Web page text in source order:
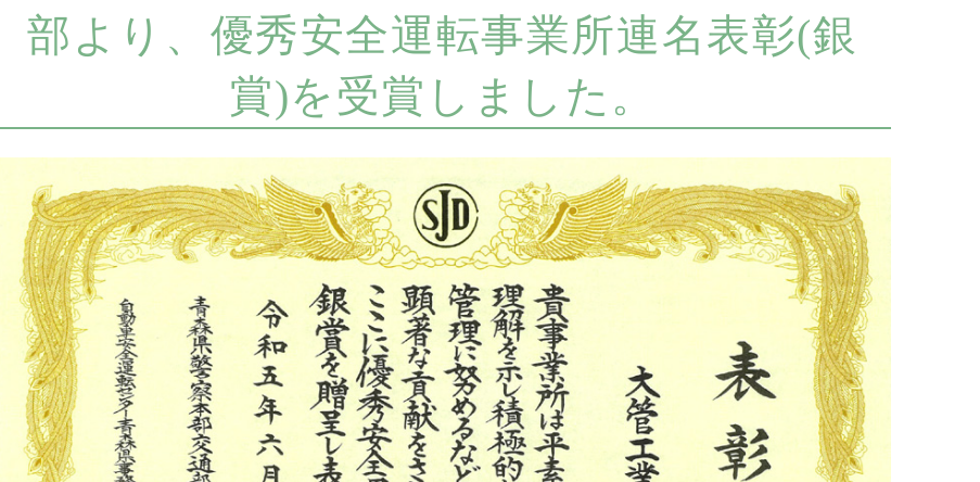
部より、優秀安全運転事業所連名表彰(銀
賞)を受賞しました。